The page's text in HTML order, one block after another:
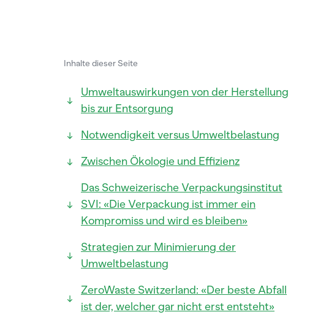
Inhalte dieser Seite
Umweltauswirkungen von der Herstellung
bis zur Entsorgung
Notwendigkeit versus Umweltbelastung
Zwischen Ökologie und Effizienz
Das Schweizerische Verpackungsinstitut
SVI: «Die Verpackung ist immer ein
Kompromiss und wird es bleiben»
Strategien zur Minimierung der
Umweltbelastung
ZeroWaste Switzerland: «Der beste Abfall
ist der, welcher gar nicht erst entsteht»